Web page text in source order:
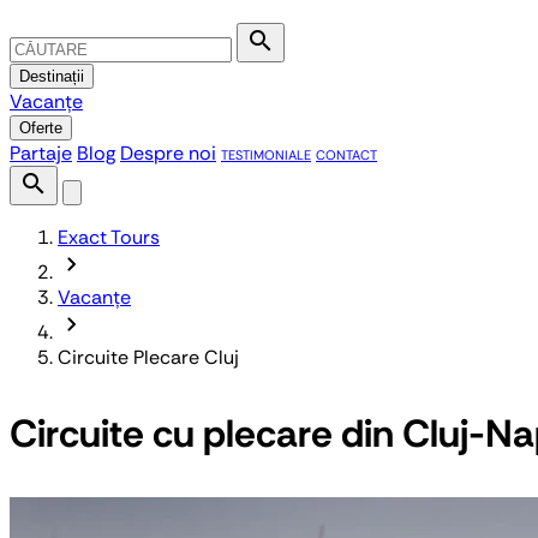
search
Destinații
Vacanțe
Oferte
Partaje Blog Despre noi TESTIMONIALE CONTACT
search
Exact Tours
chevron_forward
Vacanțe
chevron_forward
Circuite Plecare Cluj
Circuite cu plecare din Cluj-